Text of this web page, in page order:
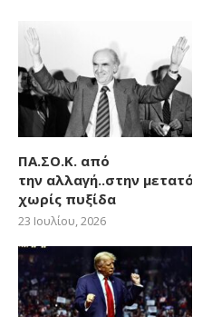
ΠΑ.ΣΟ.Κ. από
την αλλαγή..στην
χωρίς πυξίδα
23 Ιουλίου, 2026